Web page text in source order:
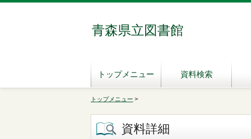
青森県立図書館
トップメニュー 資料検索
トップメニュー >
資料詳細